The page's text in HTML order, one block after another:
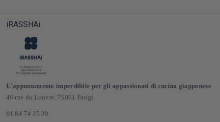
iRASSHAi
L'appuntamento imperdibile per gli appassionati di cucina giapponese
40 rue du Louvre, 75001 Parigi
01 84 74 35 30